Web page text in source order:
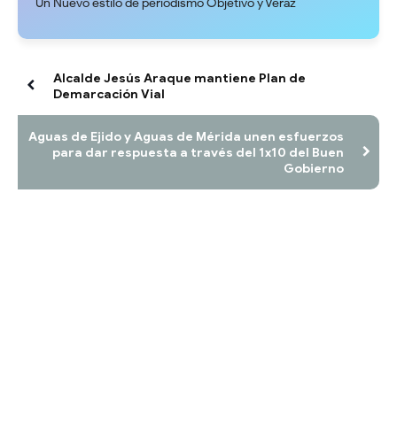
Un Nuevo estilo de periodismo Objetivo y Veraz
Alcalde Jesús Araque mantiene Plan de
Demarcación Vial
Aguas de Ejido y Aguas de Mérida unen esfuerzos
para dar respuesta a través del 1x10 del Buen
Gobierno